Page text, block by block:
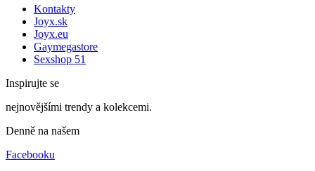
Kontakty
Joyx.sk
Joyx.eu
Gaymegastore
Sexshop 51
Inspirujte se
nejnovějšími trendy a kolekcemi.
Denně na našem
Facebooku